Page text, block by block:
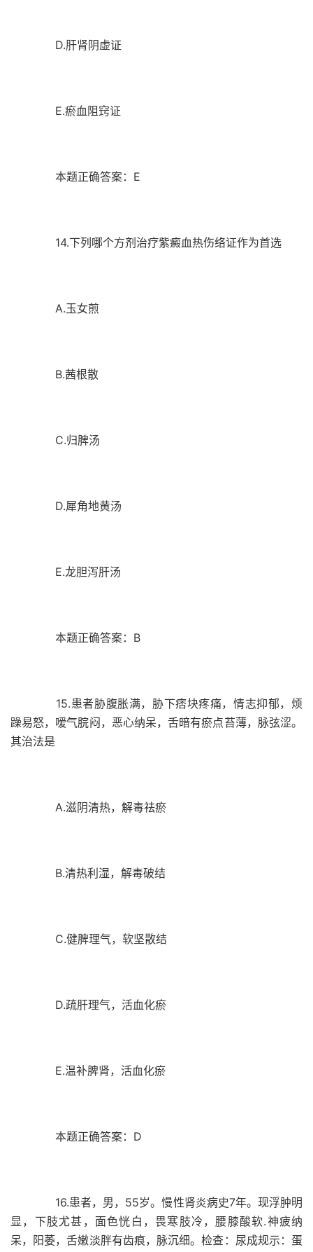
D.肝肾阴虚证
E.瘀血阻窍证
本题正确答案：E
14.下列哪个方剂治疗紫癜血热伤络证作为首选
A.玉女煎
B.茜根散
C.归脾汤
D.犀角地黄汤
E.龙胆泻肝汤
本题正确答案：B
15.患者胁腹胀满，胁下痞块疼痛，情志抑郁，烦
躁易怒，嗳气脘闷，恶心纳呆，舌暗有瘀点苔薄，脉弦涩。
其治法是
A.滋阴清热，解毒祛瘀
B.清热利湿，解毒破结
C.健脾理气，软坚散结
D.疏肝理气，活血化瘀
E.温补脾肾，活血化瘀
本题正确答案：D
16.患者，男，55岁。慢性肾炎病史7年。现浮肿明
显，下肢尤甚，面色恍白，畏寒肢冷，腰膝酸软.神疲纳
呆，阳萎，舌嫩淡胖有齿痕，脉沉细。检查：尿成规示：蛋